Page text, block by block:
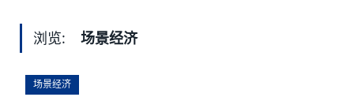
浏览: 场景经济
场景经济